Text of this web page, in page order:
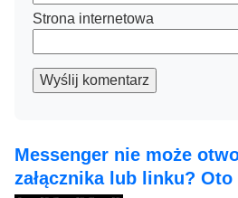
Strona internetowa
Wyślij komentarz
Messenger nie może
załącznika lub linku?